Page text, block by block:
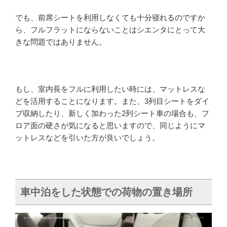
でも、前席シートを利用しなくても十分寝れるのですか
ら、フルフラットにならないことはシエンタにとって大
きな問題ではありません。
もし、室内長をフルに利用したい時には、マットレスな
どを活用することになります。また、3列目シートをダイ
ブ収納したり、新しく加わった2列シート車の場合も、フ
ロア面の硬さが気になると思いますので、同じようにマ
ットレスなどを引いた方が良いでしょう。
車中泊をした状態での荷物の置き場所